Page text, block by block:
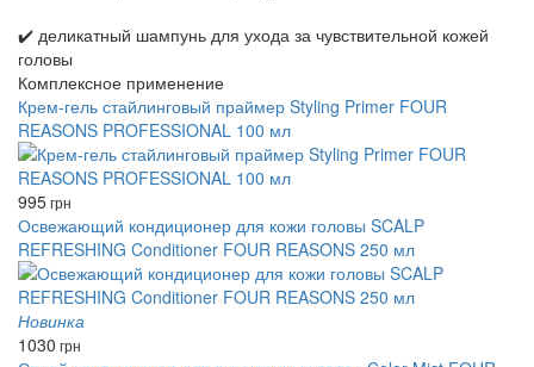
✔️ деликатный шампунь для ухода за чувствительной кожей
головы
Комплексное применение
Крем-гель стайлинговый праймер Styling Primer FOUR
REASONS PROFESSIONAL 100 мл
995грн
Освежающий кондиционер для кожи головы SCALP
REFRESHING Conditioner FOUR REASONS 250 мл
Новинка
1030 грн